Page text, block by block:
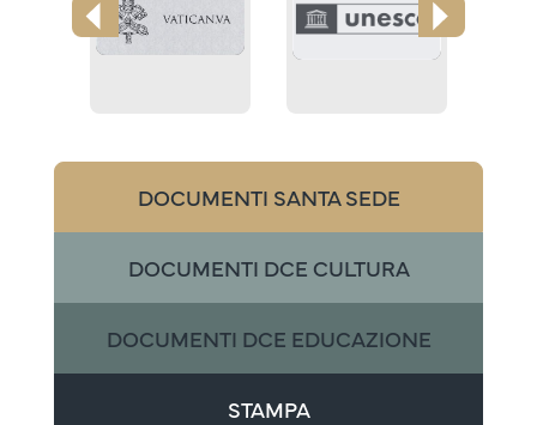
DOCUMENTI SANTA SEDE
DOCUMENTI DCE CULTURA
DOCUMENTI DCE EDUCAZIONE
STAMPA